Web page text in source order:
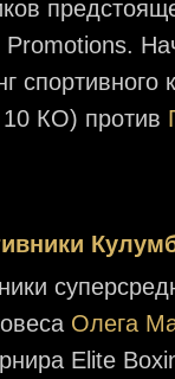
Promotions.
КО) против
Олега
Elite